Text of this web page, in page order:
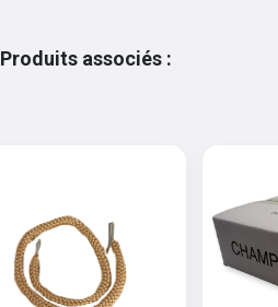
Produits associés :